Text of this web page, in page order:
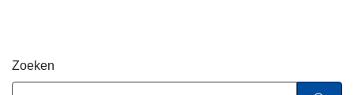
Zoeken